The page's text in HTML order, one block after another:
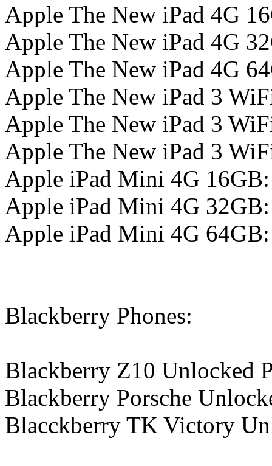
Apple The New iPad 4G
Apple The New iPad 4G
Apple The New iPad 4G
Apple The New iPad 3
Apple The New iPad 3
Apple The New iPad 3
Apple iPad Mini 4G
Apple iPad Mini 4G
Apple iPad Mini 4G
Blackberry Phones:
Blackberry Z10 Unlocked
Blackberry Porsche
Blacckberry TK Victory